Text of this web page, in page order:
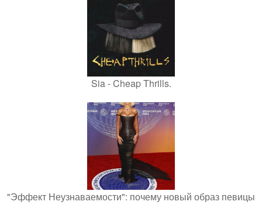
Sia - Cheap Thrills.
"Эффект Неузнаваемости": почему новый образ певицы